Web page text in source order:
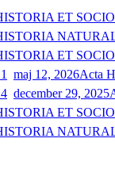
maj 12, 2026Acta
december 29, 2025